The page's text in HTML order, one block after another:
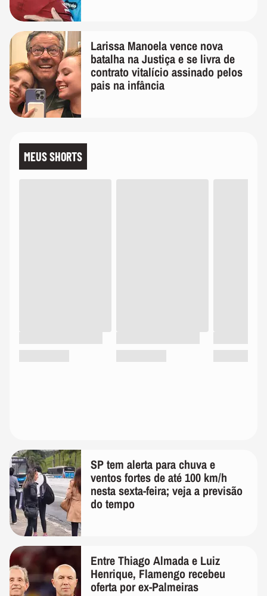
Larissa Manoela vence nova
batalha na Justiça e se livra de
contrato vitalício assinado pelos
pais na infância
MEUS SHORTS
SP tem alerta para chuva e
ventos fortes de até 100 km/h
nesta sexta-feira; veja a previsão
do tempo
Entre Thiago Almada e Luiz
Henrique, Flamengo recebeu
oferta por ex-Palmeiras